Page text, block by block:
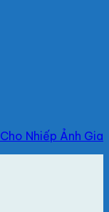
Nhiếp Ảnh Gia